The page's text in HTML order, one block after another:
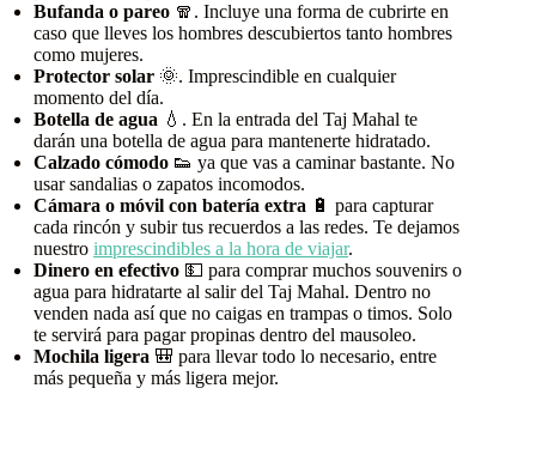
Bufanda o pareo 🧣. Incluye una forma de cubrirte en
caso que lleves los hombres descubiertos tanto hombres
como mujeres.
Protector solar 🌞. Imprescindible en cualquier
momento del día.
Botella de agua 💧. En la entrada del Taj Mahal te
darán una botella de agua para mantenerte hidratado.
Calzado cómodo 👟 ya que vas a caminar bastante. No
usar sandalias o zapatos incomodos.
Cámara o móvil con batería extra 🔋 para capturar
cada rincón y subir tus recuerdos a las redes. Te dejamos
nuestro imprescindibles a la hora de viajar.
Dinero en efectivo 💵 para comprar muchos souvenirs o
agua para hidratarte al salir del Taj Mahal. Dentro no
venden nada así que no caigas en trampas o timos. Solo
te servirá para pagar propinas dentro del mausoleo.
Mochila ligera 🎒 para llevar todo lo necesario, entre
más pequeña y más ligera mejor.